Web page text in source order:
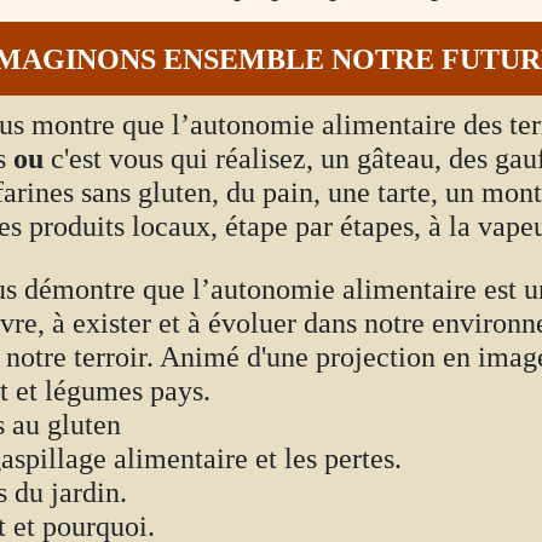
ENSEMBLE NOTRE
montre que l’autonomie alimentaire des
ou c'est vous qui réalisez, un gâteau, des
sans gluten, du pain, une tarte, un
produits locaux, étape par étapes, à la
démontre que l’autonomie alimentaire est
à exister et à évoluer dans notre
terroir. Animé d'une projection en
légumes pays.
au gluten
alimentaire et les pertes.
du jardin.
et pourquoi.